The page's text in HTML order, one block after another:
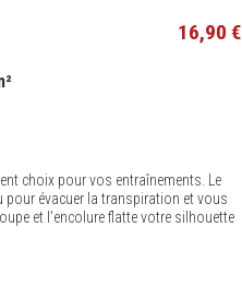
16,90 €
choix pour vos entraînements. Le
pour évacuer la transpiration et vous
et l’encolure flatte votre silhouette